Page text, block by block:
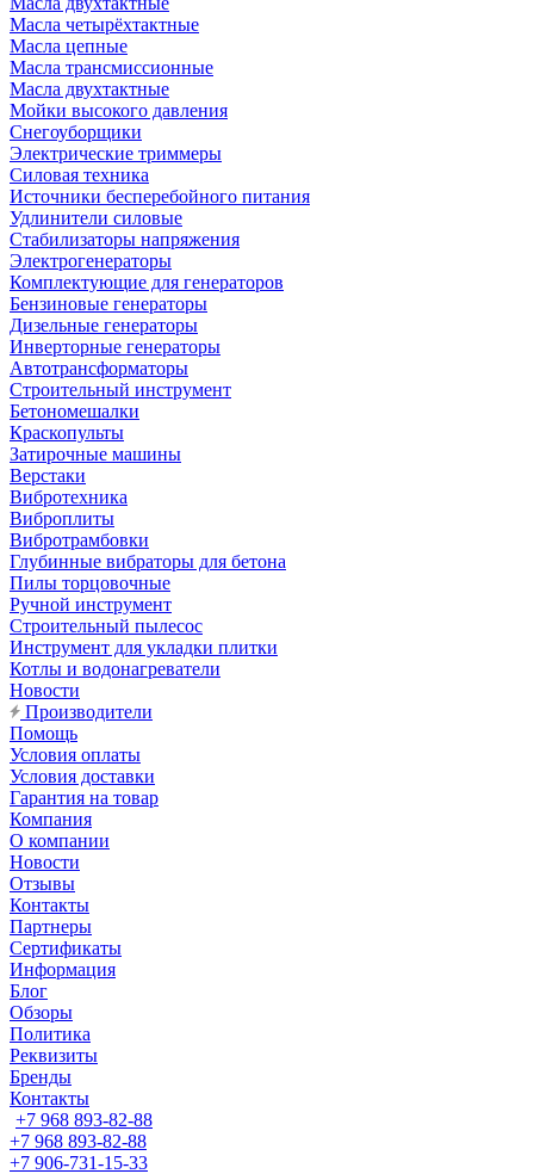
Масла четырёхтактные
Масла цепные
Масла трансмиссионные
Масла двухтактные
Мойки высокого давления
Снегоуборщики
Электрические триммеры
Силовая техника
Источники бесперебойного питания
Удлинители силовые
Стабилизаторы напряжения
Электрогенераторы
Комплектующие для генераторов
Бензиновые генераторы
Дизельные генераторы
Инверторные генераторы
Автотрансформаторы
Строительный инструмент
Бетономешалки
Краскопульты
Затирочные машины
Верстаки
Вибротехника
Виброплиты
Вибротрамбовки
Глубинные вибраторы для бетона
Пилы торцовочные
Ручной инструмент
Строительный пылесос
Инструмент для укладки плитки
Котлы и водонагреватели
Новости
Производители
Помощь
Условия оплаты
Условия доставки
Гарантия на товар
Компания
О компании
Новости
Отзывы
Контакты
Партнеры
Сертификаты
Информация
Блог
Обзоры
Политика
Реквизиты
Бренды
Контакты
+7 968 893-82-88
+7 968 893-82-88
+7 906-731-15-33